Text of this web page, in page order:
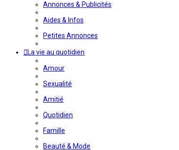
Annonces & Publicités
Aides & Infos
Petites Annonces
La vie au quotidien
Amour
Sexualité
Amitié
Quotidien
Famille
Beauté & Mode